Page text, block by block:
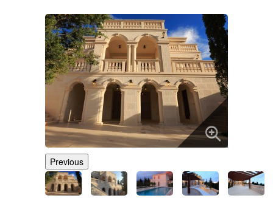
Previous